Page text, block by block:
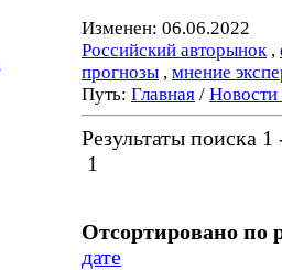
Изменен: 06.06.2022
Российский авторынок,
прогнозы , мнение
Путь: Главная /
Результаты поиска 1
1
Отсортировано по
дате